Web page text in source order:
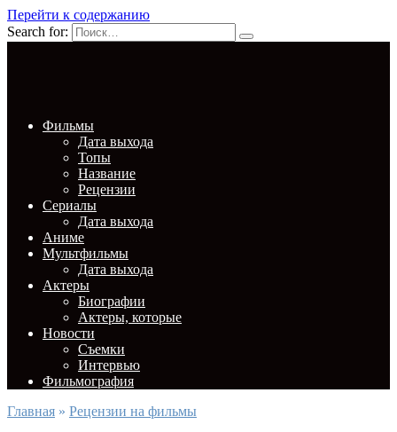
Перейти к содержанию
Search for:
Фильмы
Дата выхода
Топы
Название
Рецензии
Сериалы
Дата выхода
Аниме
Мультфильмы
Дата выхода
Актеры
Биографии
Актеры, которые
Новости
Съемки
Интервью
Фильмография
Главная » Рецензии на фильмы